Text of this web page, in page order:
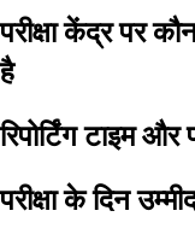
परीक्षा केंद्र पर
है
रिपोर्टिंग टाइम
परीक्षा के दिन